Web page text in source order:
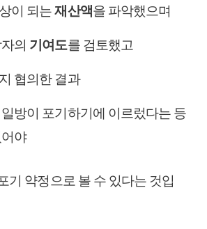
이 되는재산액을 파악했으며
의 기여도를 검토했고
협의한 결과
방이 포기하기에 이르렀다는 등
야
기 약정으로 볼 수 있다는 것입